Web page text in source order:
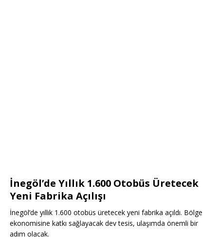
İnegöl’de Yıllık 1.600 Otobüs Üretecek
Yeni Fabrika Açılışı
İnegöl’de yıllık 1.600 otobüs üretecek yeni fabrika açıldı. Bölge
ekonomisine katkı sağlayacak dev tesis, ulaşımda önemli bir
adım olacak.